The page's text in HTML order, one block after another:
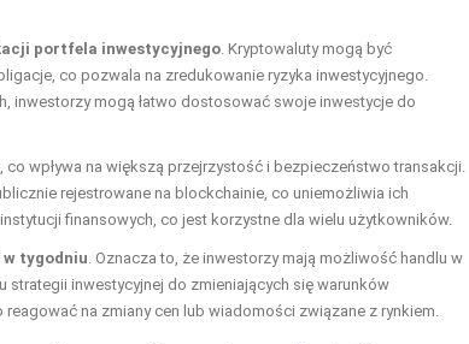
portfela inwestycyjnego . Kryptowaluty mogą być
co pozwala na zredukowanie ryzyka inwestycyjnego.
inwestorzy mogą łatwo dostosować swoje inwestycje do
, co wpływa na większą przejrzystość i bezpieczeństwo transakcji.
rejestrowane na blockchainie, co uniemożliwia ich
finansowych, co jest korzystne dla wielu użytkowników.
w tygodniu . Oznacza to, że inwestorzy mają możliwość handlu w
inwestycyjnej do zmieniających się warunków
na zmiany cen lub wiadomości związane z rynkiem.